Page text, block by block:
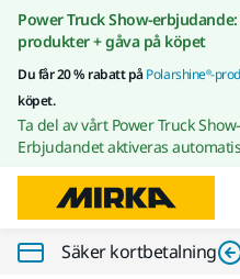
Power Truck Show-
produkter + gåva på köpet
Du får 20 % rabatt påPolarshine®-
köpet.
Ta del av vårt Power Truck
Erbjudandet aktiveras
Säker kortbetalning